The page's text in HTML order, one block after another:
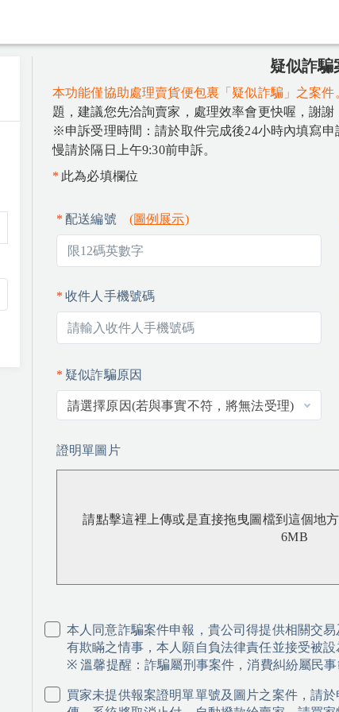
疑似詐騙
本功能僅協助處理賣貨便包裏「疑似詐騙」之案件
題，建議您先洽詢賣家，處理效率會更快喔，謝謝
※申訴受理時間：請於取件完成後24小時內填寫
慢請於隔日上午9:30前申訴。
此為必填欄位
配送編號 (圖例展示)
收件人手機號碼
疑似詐騙原因
請選擇原因(若與事實不符，將無法受理)
證明單圖片
請點擊這裡上傳或是直接拖曳圖檔到這個地
6MB
本人同意詐騙案件申報，貴公司得提供相關交
有欺瞞之情事，本人願自負法律責任並接受被設
※ 溫馨提醒：詐騙屬刑事案件，消費糾紛屬民事
買家未提供報案證明單單號及圖片之案件，請於